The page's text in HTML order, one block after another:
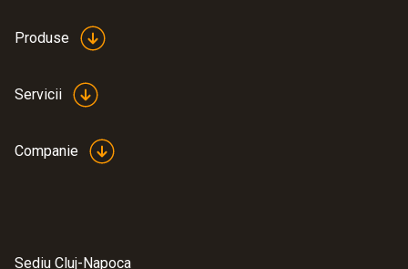
Produse
Servicii
Companie
Sediu Cluj-Napoca